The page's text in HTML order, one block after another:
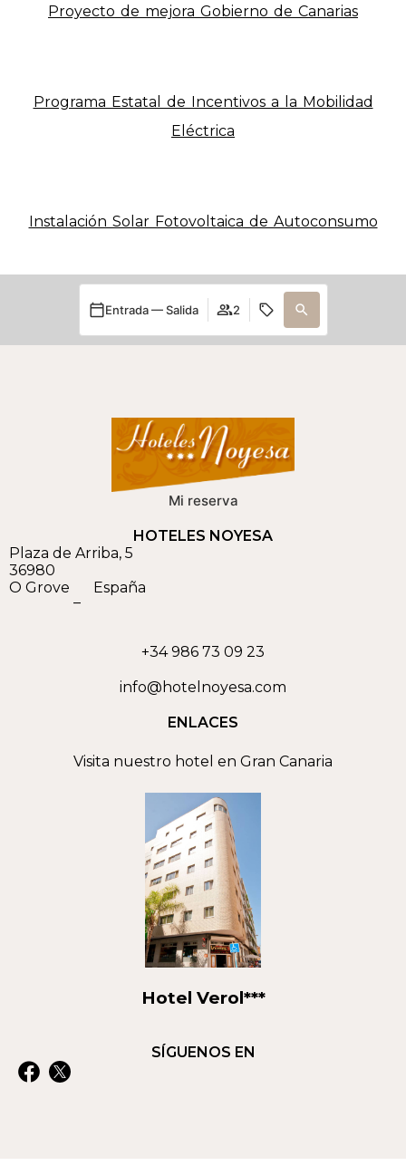
Proyecto de mejora Gobierno de Canarias
Programa Estatal de Incentivos a la Mobilidad
Eléctrica
Instalación Solar Fotovoltaica de Autoconsumo
Entrada — Salida 2
Mi reserva
HOTELES NOYESA
Plaza de Arriba, 5
36980
O Grove
–
España
+34 986 73 09 23
info@hotelnoyesa.com
ENLACES
Visita nuestro hotel en Gran Canaria
Hotel Verol***
SÍGUENOS EN